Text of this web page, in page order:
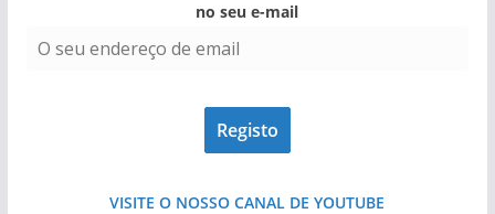
no seu e-mail
VISITE O NOSSO CANAL DE YOUTUBE